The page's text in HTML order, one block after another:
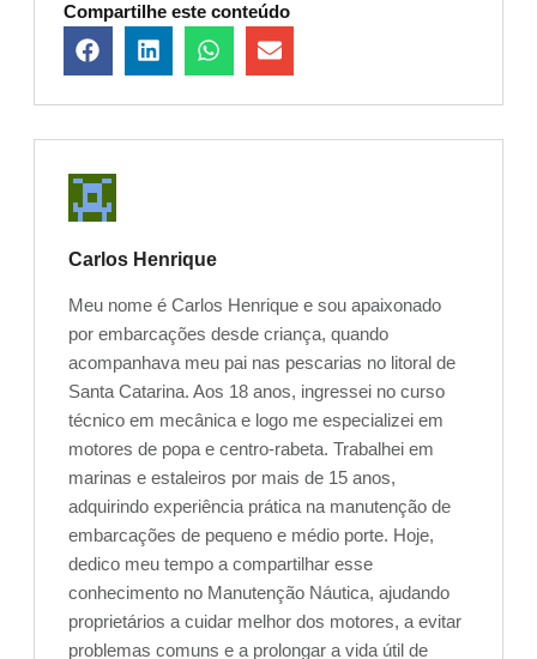
Compartilhe este conteúdo
Carlos Henrique
Meu nome é Carlos Henrique e sou apaixonado
por embarcações desde criança, quando
acompanhava meu pai nas pescarias no litoral de
Santa Catarina. Aos 18 anos, ingressei no curso
técnico em mecânica e logo me especializei em
motores de popa e centro-rabeta. Trabalhei em
marinas e estaleiros por mais de 15 anos,
adquirindo experiência prática na manutenção de
embarcações de pequeno e médio porte. Hoje,
dedico meu tempo a compartilhar esse
conhecimento no Manutenção Náutica, ajudando
proprietários a cuidar melhor dos motores, a evitar
problemas comuns e a prolongar a vida útil de